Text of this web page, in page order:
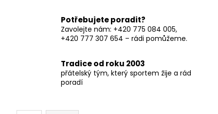
Potřebujete poradit?
Zavolejte nám: +420 775 084 005,
+420 777 307 654 – rádi pomůžeme.
Tradice od roku 2003
přátelský tým, který sportem žije a rád
poradí